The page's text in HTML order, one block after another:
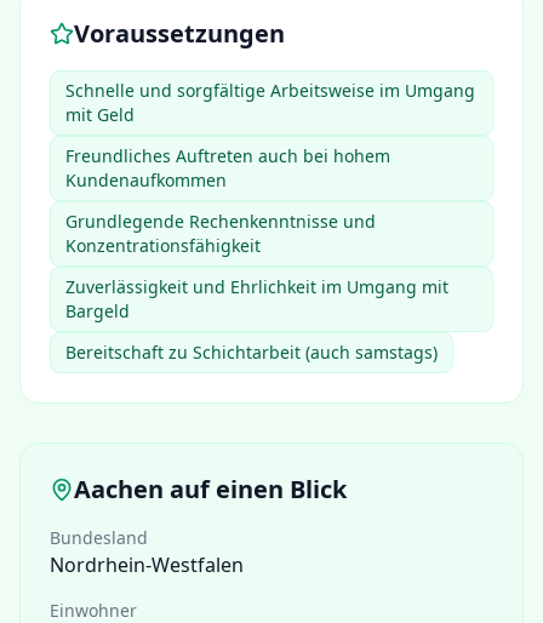
Voraussetzungen
Schnelle und sorgfältige Arbeitsweise im Umgang
mit Geld
Freundliches Auftreten auch bei hohem
Kundenaufkommen
Grundlegende Rechenkenntnisse und
Konzentrationsfähigkeit
Zuverlässigkeit und Ehrlichkeit im Umgang mit
Bargeld
Bereitschaft zu Schichtarbeit (auch samstags)
Aachen auf einen Blick
Bundesland
Nordrhein-Westfalen
Einwohner